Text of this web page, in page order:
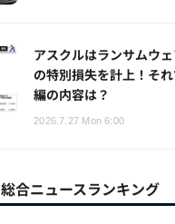
アスクルはランサムウ
の特別損失を計上！そ
編の内容は？
2026.7.27 Mon 6:00
総合ニュースランキング